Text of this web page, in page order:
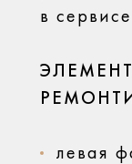
в
левая